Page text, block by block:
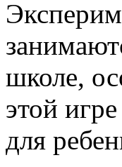
школе,
этой
для